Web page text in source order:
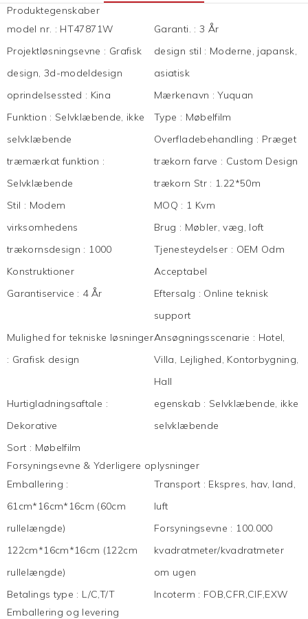
Produktegenskaber
model nr. : HT47871W Garanti. : 3 År
Projektløsningsevne : Grafisk
design, 3d-modeldesign
design stil : Moderne, japansk,
asiatisk
oprindelsessted : Kina Mærkenavn :Yuquan
Funktion : Selvklæbende, ikke
selvklæbende
Type : Møbelfilm
Overfladebehandling : Præget
træmærkat funktion :
Selvklæbende
trækorn farve : Custom Design
trækorn Str : 1.22*50m
Stil : Modem MOQ : 1 Kvm
virksomhedens
trækornsdesign : 1000
Konstruktioner
Brug : Møbler, væg, loft
Tjenesteydelser : OEM Odm
Acceptabel
Garantiservice : 4 År Eftersalg : Online teknisk
support
Mulighed for tekniske løsninger
: Grafisk design
Ansøgningsscenarie : Hotel,
Villa, Lejlighed, Kontorbygning,
Hall
Hurtigladningsaftale :
Dekorative
egenskab : Selvklæbende, ikke
selvklæbende
Sort : Møbelfilm
Forsyningsevne & Yderligere oplysninger
Emballering :
61cm*16cm*16cm (60cm
rullelængde)
122cm*16cm*16cm (122cm
rullelængde)
Transport : Ekspres, hav, land,
luft
Forsyningsevne : 100.000
kvadratmeter/kvadratmeter
om ugen
Betalings type : L/C,T/T Incoterm : FOB,CFR,CIF,EXW
Emballering og levering